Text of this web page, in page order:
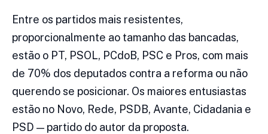
Entre os partidos mais resistentes,
proporcionalmente ao tamanho das bancadas,
estão o PT, PSOL, PCdoB, PSC e Pros, com mais
de 70% dos deputados contra a reforma ou não
querendo se posicionar. Os maiores entusiastas
estão no Novo, Rede, PSDB, Avante, Cidadania e
PSD — partido do autor da proposta.